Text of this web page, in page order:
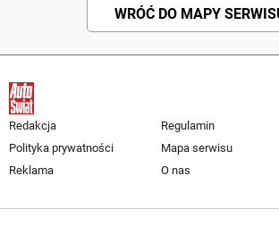
WRÓĆ DO MAPY
Redakcja
Regulamin
Polityka prywatności
Mapa serwisu
Reklama
O nas